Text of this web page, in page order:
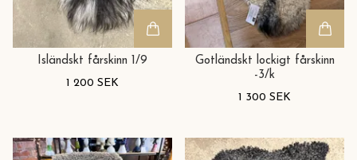
Isländskt fårskinn 1/9
1 200 SEK
Gotländskt lockigt fårskinn
-3/k
1 300 SEK